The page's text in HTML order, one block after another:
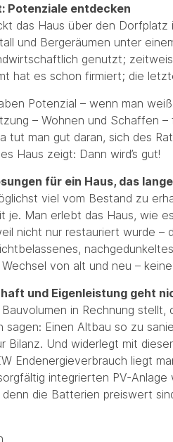
Potenziale entdecken
das Haus über den
und Bergeräumen unter
genutzt;
hat es schon firmiert; die
Potenzial – wenn man
– Wohnen und Schaffen
tut man gut daran, sich des
Haus zeigt: Dann wird’s gut!
für ein Haus, das
viel vom Bestand zu
je. Man erlebt das Haus, wie
nicht nur restauriert wurde –
von alt und neu –
und Eigenleistung geht
Bauvolumen in Rechnung
sagen: Einen Altbau so zu
Bilanz. Und widerlegt mit
Endenergieverbrauch liegt
integrierten PV-
denn die Batterien preiswert